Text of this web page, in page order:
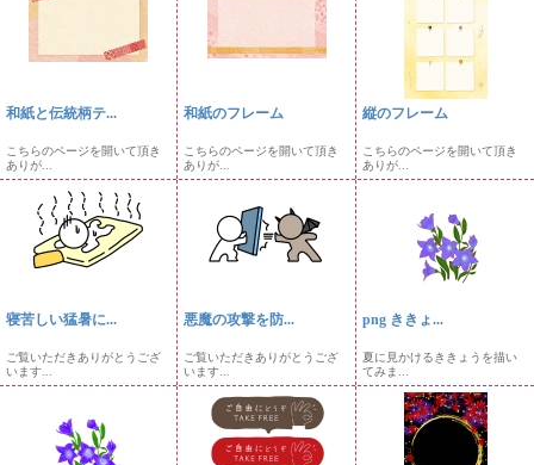
和紙と伝統柄テ...
こちらのページを開いて頂き
ありが...
和紙のフレーム
こちらのページを開いて頂き
ありが...
縦のフレーム
こちらのページを開いて頂き
ありが...
寝苦しい猛暑に...
ご覧いただきありがとうござ
います...
悪魔の攻撃を防...
ご覧いただきありがとうござ
います...
png ききょ...
夏に見かけるききょうを描い
てみま...